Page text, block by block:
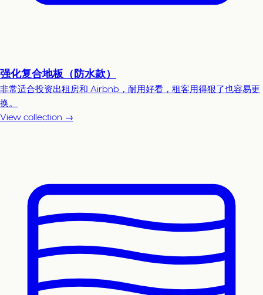
强化复合地板（防水款）
非常适合投资出租房和 Airbnb，耐用好看，租客用得狠了也容易更
换。
View collection →